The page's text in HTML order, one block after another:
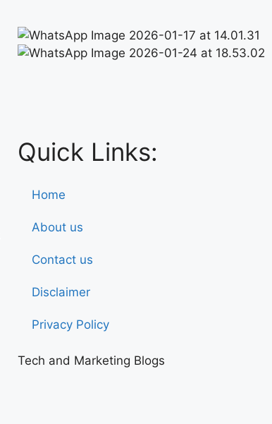
Quick Links:
Home
About us
Contact us
Disclaimer
Privacy Policy
Tech and Marketing Blogs